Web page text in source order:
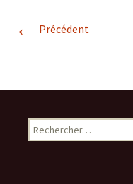
← Précédent
Rechercher :